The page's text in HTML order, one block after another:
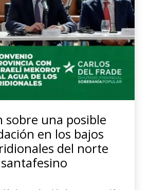
sobre una posible
en los bajos
del norte
santafesino